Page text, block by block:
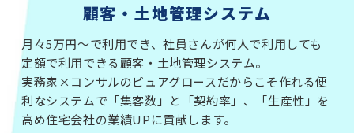
顧客・土地管理システム
月々5万円～で利用でき、社員さんが何人で利用しても
定額で利用できる顧客・土地管理システム。
実務家×コンサルのピュアグロースだからこそ作れる便
利なシステムで「集客数」と「契約率」、「生産性」を
高め住宅会社の業績UPに貢献します。